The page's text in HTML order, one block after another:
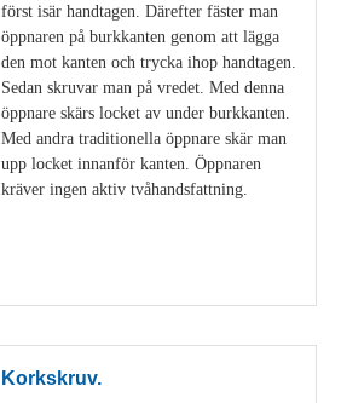
först isär handtagen. Därefter fäster man
öppnaren på burkkanten genom att lägga
den mot kanten och trycka ihop handtagen.
Sedan skruvar man på vredet. Med denna
öppnare skärs locket av under burkkanten.
Med andra traditionella öppnare skär man
upp locket innanför kanten. Öppnaren
kräver ingen aktiv tvåhandsfattning.
Korkskruv.